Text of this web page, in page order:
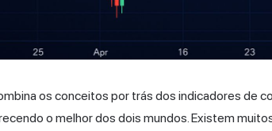
os conceitos por trás dos indicadores de
o melhor dos dois mundos. Existem